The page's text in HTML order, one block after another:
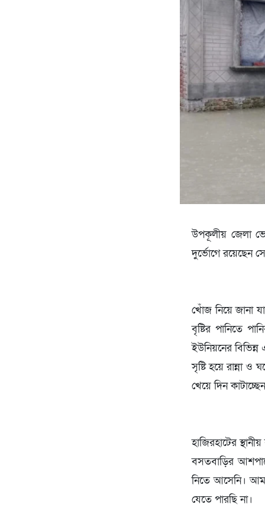
উপকূলীয় জেলা
দুর্ভোগে রয়েছেন
খোঁজ নিয়ে জানা
বৃষ্টির পানিতে
ইউনিয়নের
সৃষ্টি হয়ে রান্না ও
খেয়ে দিন
হাজিরহাটের
বসতবাড়ির
নিতে আসেনি।
যেতে পারছি না।